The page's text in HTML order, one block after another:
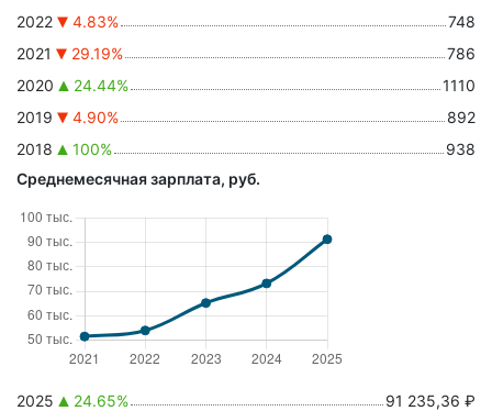
2022
4.83%
748
2021
29.19%
786
2020
24.44%
1110
2019
4.90%
892
2018
100%
938
Среднемесячная зарплата, руб.
2025 24.65%
91 235,36 ₽